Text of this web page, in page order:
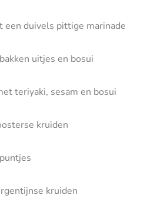
een duivels pittige marinade
uitjes en bosui
teriyaki, sesam en bosui
kruiden
kruiden